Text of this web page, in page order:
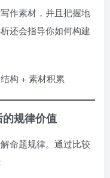
作素材，并且把握地
还会指导你如何构建
构 + 素材积累
规律价值
命题规律。通过比较